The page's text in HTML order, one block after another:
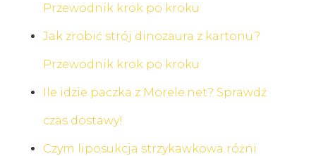
Przewodnik krok po kroku
Jak zrobić strój dinozaura z kartonu?
Przewodnik krok po kroku
Ile idzie paczka z Morele.net? Sprawdź
czas dostawy!
Czym liposukcja strzykawkowa różni